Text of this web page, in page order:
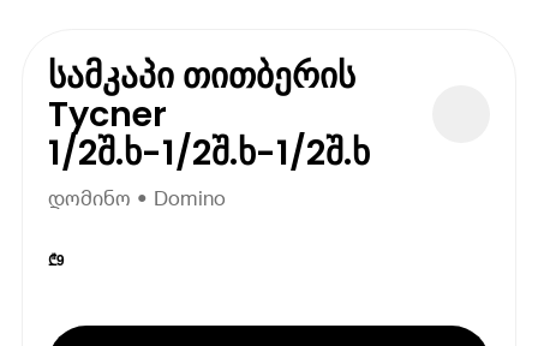
სამკაპი თითბერის
Tycner
1/2შ.ხ-1/2შ.ხ-1/2შ.ხ
დომინო • Domino
₾9